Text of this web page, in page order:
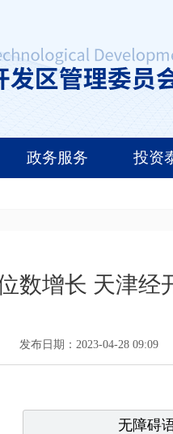
政务服务 投资
数增长 天津经
发布日期：2023-04-28 09:09
无障碍